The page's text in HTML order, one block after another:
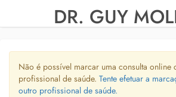
DR. GUY
Não é possível marcar uma consulta online
profissional de saúde. Tente efetuar a
outro profissional de saúde.